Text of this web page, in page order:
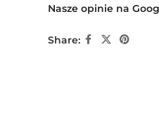
Nasze opinie na
Share: